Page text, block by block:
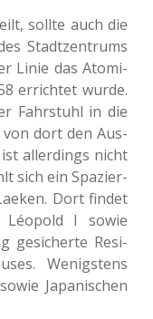
sollte auch die
Stadt­zen­trums
Linie das Ato­mi­
errich­tet wurde.
Fahr­stuhl in die
dort den Aus­
aller­dings nicht
sich ein Spa­zier­
Dort findet
I sowie
gesi­cher­te Resi­
Wenigs­tens
Japa­ni­schen